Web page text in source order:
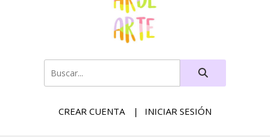
CREAR CUENTA INICIAR SESIÓN